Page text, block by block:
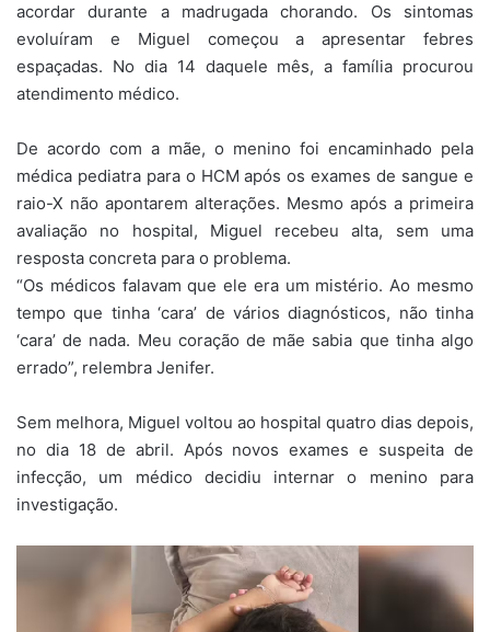
acordar durante a madrugada chorando. Os sintomas
evoluíram e Miguel começou a apresentar febres
espaçadas. No dia 14 daquele mês, a família procurou
atendimento médico.
De acordo com a mãe, o menino foi encaminhado pela
médica pediatra para o HCM após os exames de sangue e
raio-X não apontarem alterações. Mesmo após a primeira
avaliação no hospital, Miguel recebeu alta, sem uma
resposta concreta para o problema.
“Os médicos falavam que ele era um mistério. Ao mesmo
tempo que tinha ‘cara’ de vários diagnósticos, não tinha
‘cara’ de nada. Meu coração de mãe sabia que tinha algo
errado”, relembra Jenifer.
Sem melhora, Miguel voltou ao hospital quatro dias depois,
no dia 18 de abril. Após novos exames e suspeita de
infecção, um médico decidiu internar o menino para
investigação.